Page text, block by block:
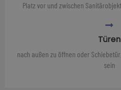
Platz vor und zwischen
Türen
nach außen zu öffnen oder
sein